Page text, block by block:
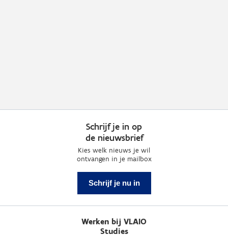
Schrijf je in op
de nieuwsbrief
Kies welk nieuws je wil
ontvangen in je mailbox
Schrijf je nu in
Werken bij VLAIO
Studies